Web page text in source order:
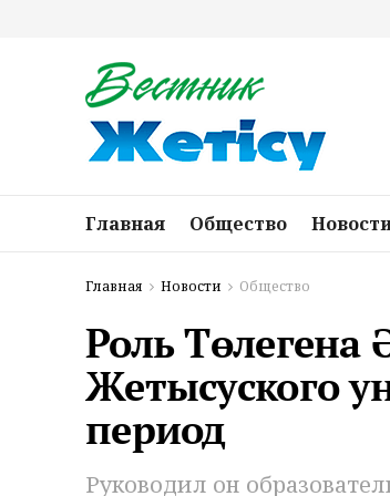
Главная Общество
Главная Новости Общество
Роль Төлегена
Жетысуского
период
Руководил он